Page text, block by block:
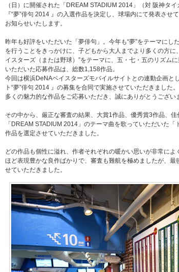
（日）に開催された「DREAM STADIUM 2014」（対 阪神タ
『“夢”俳句 2014 』の入選作品を決定し、球場内にて発表させ
お知らせいたします。
昨年も好評をいただいた「夢俳句」。今年も“夢”をテーマにし
を行うことをきっかけに、子どもから大人までより多くの方に
イスターズ（または野球）”をテーマに、五・七・五のリズム
いただいた応募作品は、総数1,158作品。
今回は横浜DeNAベイスターズモバイルサイトとの連動企画と
ト“夢”俳句 2014 』の募集を合同で実施させていただきました。
多くの魅力的な作品をご応募いただき、誠にありがとうござい
その中から、厳正な審査の結果、大賞1作品、優秀賞3作品、
「DREAM STADIUM 2014」のテーマ曲を歌っていただいた
作品を選定させていただきました。
どの作品も個性に溢れ、作者それぞれの暖かい思いが非常に
ほど表現豊かな良作ばかりで、審査も難航を極めましたが、
せていただきました。